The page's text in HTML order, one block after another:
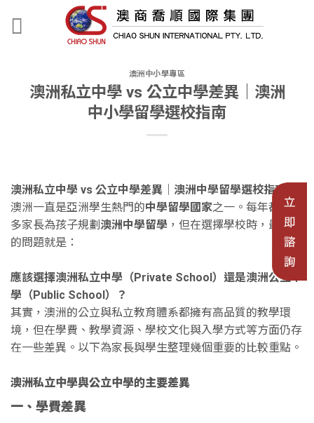
澳洲中小學專區
澳洲私立中學 vs 公立中學差異｜澳洲
中小學留學選校指南
澳洲私立中學 vs 公立中學差異｜澳洲中學留學選校指南
澳洲一直是亞洲學生熱門的中學留學國家之一。每年都有許
多家長為孩子規劃 澳洲中學留學 ，但在選擇學校時，最常見
的問題就是：
應該選擇澳洲私立中學（Private School）還是澳洲公立中
學（Public School）？
其實，澳洲的公立與私立教育體系都擁有高品質的教學環
境，但在學費、教學資源、學校文化與入學方式等方面仍存
在一些差異。以下為家長與學生整理幾個重要的比較重點。
澳洲私立中學與公立中學的主要差異
一、學費差異